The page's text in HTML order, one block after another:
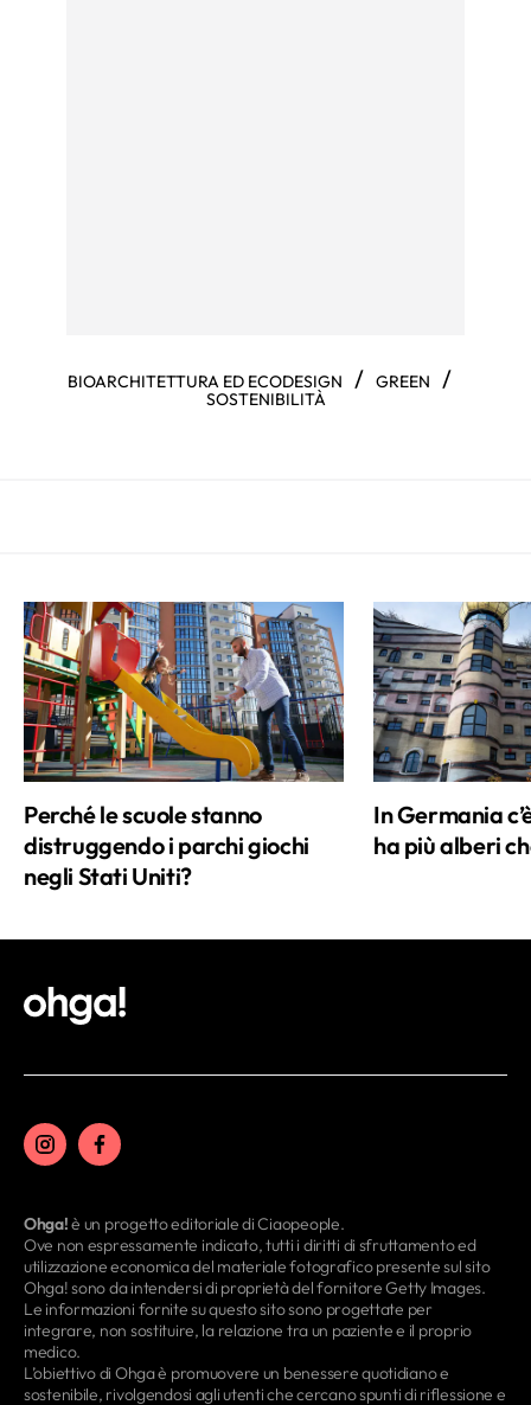
BIOARCHITETTURA ED ECODESIGN / GREEN /
SOSTENIBILITÀ
Perché le scuole stanno
distruggendo i parchi giochi
negli Stati Uniti?
In Germania
ha più alberi
Ohga!è un progetto editoriale di Ciaopeople.
Ove non espressamente indicato, tutti i diritti di sfruttamento ed
utilizzazione economica del materiale fotografico presente sul sito
Ohga! sono da intendersi di proprietà del fornitore Getty Images.
Le informazioni fornite su questo sito sono progettate per
integrare, non sostituire, la relazione tra un paziente e il proprio
medico.
L’obiettivo di Ohga è promuovere un benessere quotidiano e
sostenibile, rivolgendosi agli utenti che cercano spunti di riflessione e